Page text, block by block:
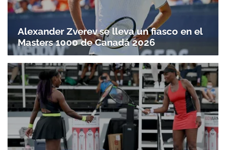
Alexander Zverev se lleva un fiasco en el
Masters 1000 de Canadá 2026